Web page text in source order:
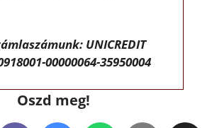
UNICREDIT
00000064-35950004
Oszd meg!